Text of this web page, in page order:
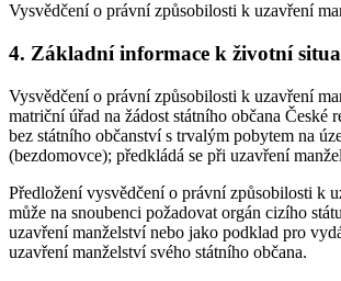
Vysvědčení o právní způsobilosti k uzavření
4. Základní informace k životní
Vysvědčení o právní způsobilosti k uzavření
matriční úřad na žádost státního občana České
bez státního občanství s trvalým pobytem na
(bezdomovce); předkládá se při uzavření
Předložení vysvědčení o právní způsobilosti k
může na snoubenci požadovat orgán cizího
uzavření manželství nebo jako podklad pro
uzavření manželství svého státního občana.